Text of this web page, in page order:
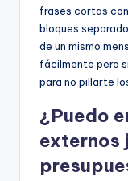
frases cortas
bloques
de un mismo
fácilmente pero
para no pillarte
¿Puedo
externos